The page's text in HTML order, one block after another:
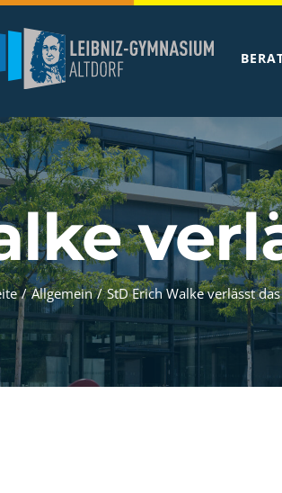
/ Allgemein / StD Erich Walke verlässt das